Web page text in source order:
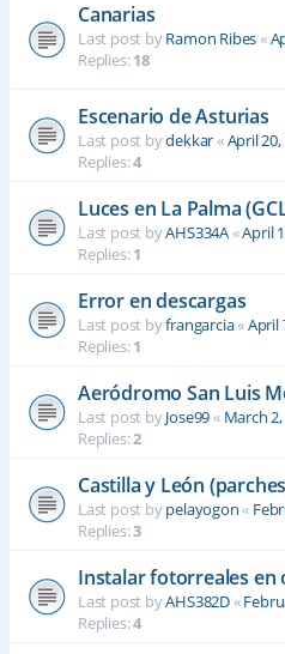
Canarias
Last post byRamon Ribes«
Replies:18
Escenario de Asturias
Last post bydekkar«April 20,
Replies:4
Luces en La Palma
Last post byAHS334A«April
Replies:1
Error en descargas
Last post byfrangarcia«April
Replies:1
Aeródromo San Luis
Last post byJose99« March
Replies:2
Castilla y León
Last post bypelayogon«
Replies:3
Instalar fotorreales en
Last post byAHS382D«
Replies:4